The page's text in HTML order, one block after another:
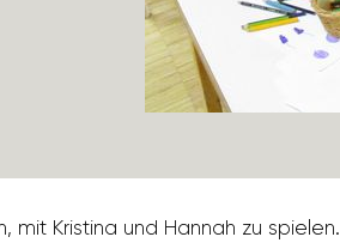
mit Kris­tina und Hannah zu spielen.